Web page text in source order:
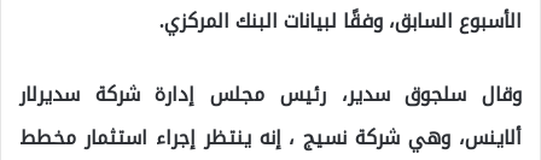
الأسبوع السابق، وفقًا لبيانات البنك المركزي.
وقال سلجوق سدير، رئيس مجلس إدارة شركة سديرلار
ألاينس، وهي شركة نسيج ، إنه ينتظر إجراء استثمار مخطط